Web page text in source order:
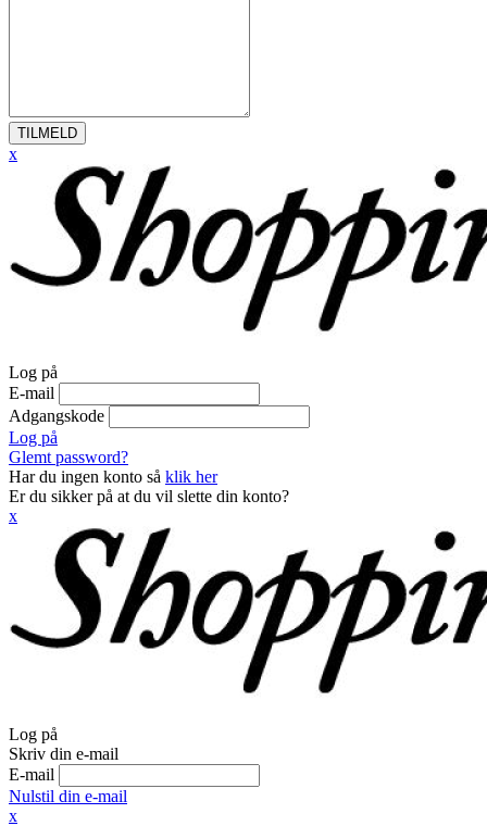
TILMELD
x
Log på
E-mail
Adgangskode
Log på
Glemt password?
Har du ingen konto så klik her
Er du sikker på at du vil slette din konto?
x
Log på
Skriv din e-mail
E-mail
Nulstil din e-mail
x